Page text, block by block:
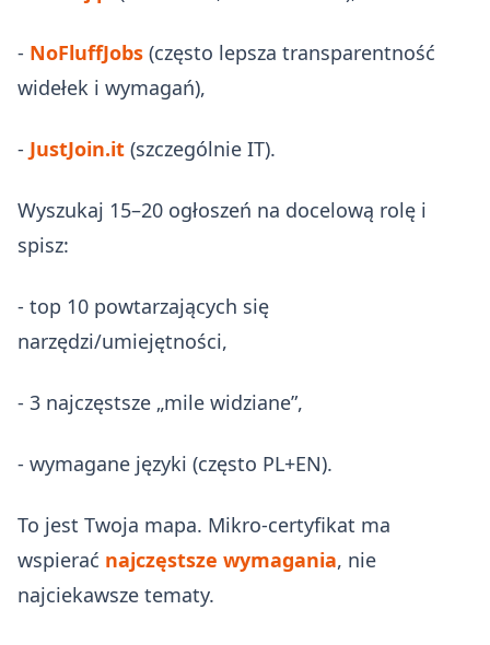
- NoFluffJobs (często lepsza transparentność
widełek i wymagań),
- JustJoin.it (szczególnie IT).
Wyszukaj 15–20 ogłoszeń na docelową rolę i
spisz:
- top 10 powtarzających się
narzędzi/umiejętności,
- 3 najczęstsze „mile widziane”,
- wymagane języki (często PL+EN).
To jest Twoja mapa. Mikro‑certyfikat ma
wspierać najczęstsze wymagania, nie
najciekawsze tematy.